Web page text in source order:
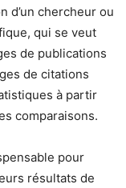
d’un chercheur ou
qui se veut
de publications
de citations
à partir
comparaisons.
pour
résultats de